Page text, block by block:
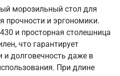
морозильный стол для
прочности и эргономики.
и просторная столешница
что гарантирует
и долговечность даже в
При длине